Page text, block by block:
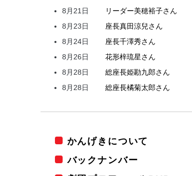
8月21日
リーダー美穂裕子さん
8月23日
座長真田涼兒さん
8月24日
座長千澤秀さん
8月26日
花形梓琉星さん
8月28日
総座長姫勘九郎さん
8月28日
総座長橘菊太郎さん
かんげきについて
バックナンバー